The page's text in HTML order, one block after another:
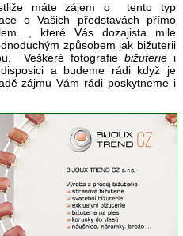
máte zájem o tento typ
o Vašich představách přímo
, které Vás dozajista mile
způsobem jak bižuterii
Veškeré fotografie bižuterie i
a budeme rádi když je
zájmu Vám rádi poskytneme i